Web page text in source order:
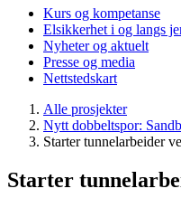
Kurs og kompetanse
Elsikkerhet i og langs
Nyheter og aktuelt
Presse og media
Nettstedskart
Alle prosjekter
Nytt dobbeltspor:
Starter tunnelarbeider
Starter